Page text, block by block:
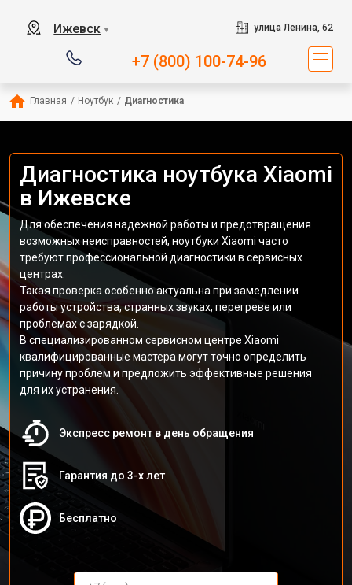
Ижевск ▼ улица Ленина, 62
+7 (800) 100-74-96
Главная / Ноутбук / Диагностика
Диагностика ноутбука Xiaomi
в Ижевске
Для обеспечения надежной работы и предотвращения
возможных неисправностей, ноутбуки Xiaomi часто
требуют профессиональной диагностики в сервисных
центрах.
Такая проверка особенно актуальна при замедлении
работы устройства, странных звуках, перегреве или
проблемах с зарядкой.
В специализированном сервисном центре Xiaomi
квалифицированные мастера могут точно определить
причину проблем и предложить эффективные решения
для их устранения.
Экспресс ремонт в день обращения
Гарантия до 3-х лет
Бесплатно